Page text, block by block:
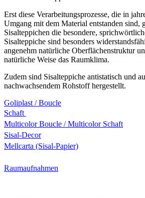
Erst diese Verarbeitungsprozesse, die in
Umgang mit dem Material entstanden sind,
Sisalteppichen die besondere,
Sisalteppiche sind besonders
angenehm natürliche Oberflächenstruktur
natürliche Weise das Raumklima.
Zudem sind Sisalteppiche antistatisch und
nachwachsendem Rohstoff hergestellt.
Goliplast / Boucle
Schaft
Multicolor Boucle / Multicolor Schaft
Sisal-Decor
Mellcarta (Sisal-Papier)
Raumaufnahmen